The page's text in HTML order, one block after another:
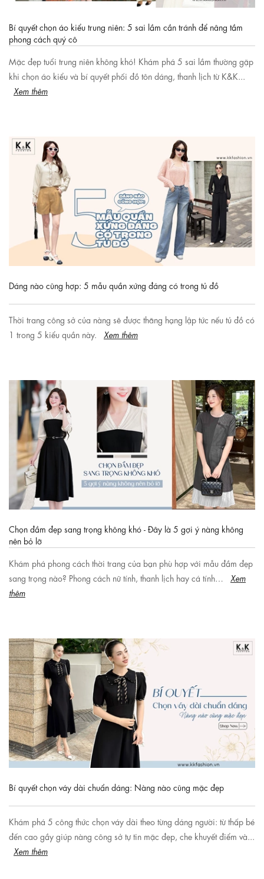
Bí quyết chọn áo kiểu trung niên: 5 sai lầm cần tránh để nâng tầm
phong cách quý cô
Mặc đẹp tuổi trung niên không khó! Khám phá 5 sai lầm thường gặp
khi chọn áo kiểu và bí quyết phối đồ tôn dáng, thanh lịch từ K&K...
Xem thêm
Dáng nào cũng hợp: 5 mẫu quần xứng đáng có trong tủ đồ
Thời trang công sở của nàng sẽ được thăng hạng lập tức nếu tủ đồ có
1 trong 5 kiểu quần này.
Xem thêm
Chọn đầm đẹp sang trọng không khó - Đây là 5 gợi ý nàng không
nên bỏ lỡ
Khám phá phong cách thời trang của bạn phù hợp với mẫu đầm đẹp
sang trọng nào? Phong cách nữ tính, thanh lịch hay cá tính…
Xem
thêm
Bí quyết chọn váy dài chuẩn dáng: Nàng nào cũng mặc đẹp
Khám phá 5 công thức chọn váy dài theo từng dáng người: từ thấp bé
đến cao gầy giúp nàng công sở tự tin mặc đẹp, che khuyết điểm và...
Xem thêm